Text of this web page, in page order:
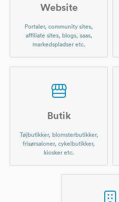
Website
Portaler, community sites,
affiliate sites, blogs, saas,
markedspladser etc.
Butik
Tøjbutikker, blomsterbutikker,
frisørsaloner, cykelbutikker,
kiosker etc.